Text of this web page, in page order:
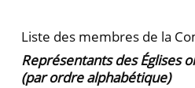
Liste des membres de la
Représentants des Églises
(par ordre alphabétique)